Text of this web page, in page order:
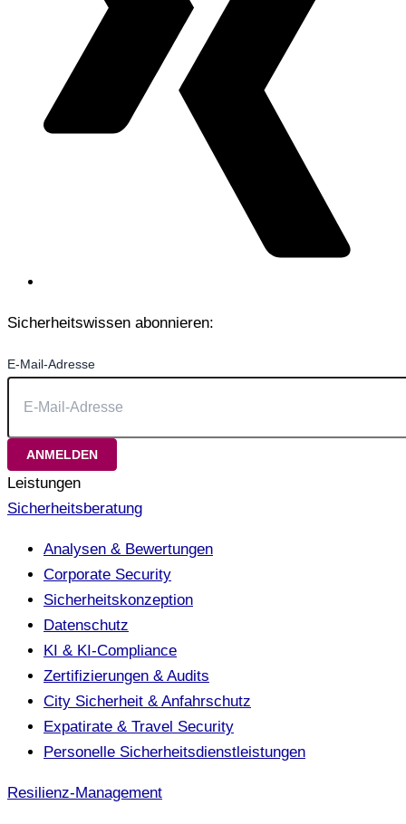
Sicherheitswissen abonnieren:
E-Mail-Adresse
Leistungen
Sicherheitsberatung
Analysen & Bewertungen
Corporate Security
Sicherheitskonzeption
Datenschutz
KI & KI-Compliance
Zertifizierungen & Audits
City Sicherheit & Anfahrschutz
Expatirate & Travel Security
Personelle Sicherheitsdienstleistungen
Resilienz-Management